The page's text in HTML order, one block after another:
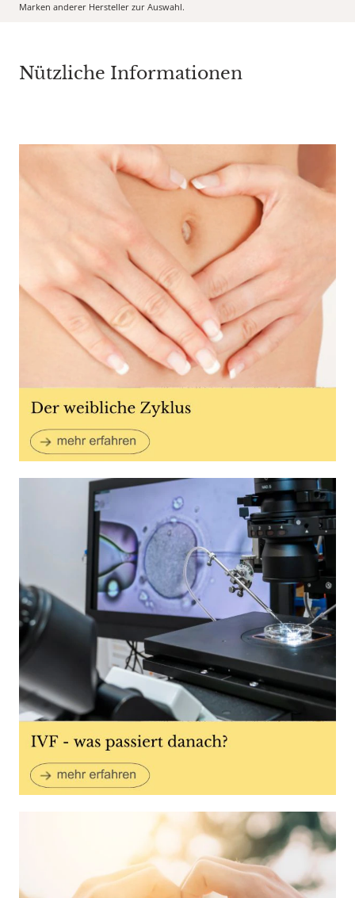
Marken anderer Hersteller zur Auswahl.
Nützliche Informationen